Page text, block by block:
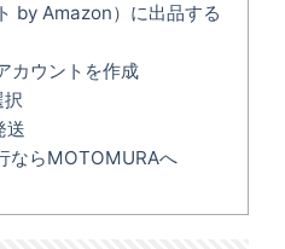
by Amazon）に出品する
カウントを作成
択
送
ならMOTOMURAへ